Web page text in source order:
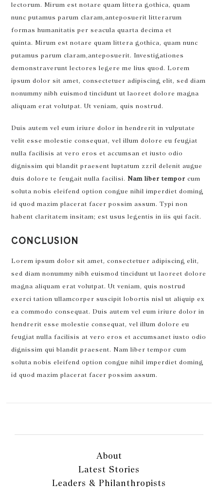
lectorum. Mirum est notare quam littera gothica, quam
nunc putamus parum claram,anteposuerit litterarum
formas humanitatis per seacula quarta decima et
quinta. Mirum est notare quam littera gothica, quam nunc
putamus parum claram,anteposuerit. Investigationes
demonstraverunt lectores legere me lius quod. Lorem
ipsum dolor sit amet, consectetuer adipiscing elit, sed diam
nonummy nibh euismod tincidunt ut laoreet dolore magna
aliquam erat volutpat. Ut veniam, quis nostrud.
Duis autem vel eum iriure dolor in hendrerit in vulputate
velit esse molestie consequat, vel illum dolore eu feugiat
nulla facilisis at vero eros et accumsan et iusto odio
dignissim qui blandit praesent luptatum zzril delenit augue
duis dolore te feugait nulla facilisi.Nam liber tempor cum
soluta nobis eleifend option congue nihil imperdiet doming
id quod mazim placerat facer possim assum. Typi non
habent claritatem insitam; est usus legentis in iis qui facit.
CONCLUSION
Lorem ipsum dolor sit amet, consectetuer adipiscing elit,
sed diam nonummy nibh euismod tincidunt ut laoreet dolore
magna aliquam erat volutpat. Ut veniam, quis nostrud
exerci tation ullamcorper suscipit lobortis nisl ut aliquip ex
ea commodo consequat. Duis autem vel eum iriure dolor in
hendrerit esse molestie consequat, vel illum dolore eu
feugiat nulla facilisis at vero eros et accumsanet iusto odio
dignissim qui blandit praesent. Nam liber tempor cum
soluta nobis eleifend option congue nihil imperdiet doming
id quod mazim placerat facer possim assum.
About
Latest Stories
Leaders & Philanthropists